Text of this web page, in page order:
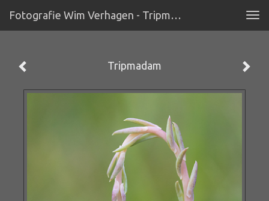
Fotografie Wim Verhagen - Tripmadam
Tripmadam